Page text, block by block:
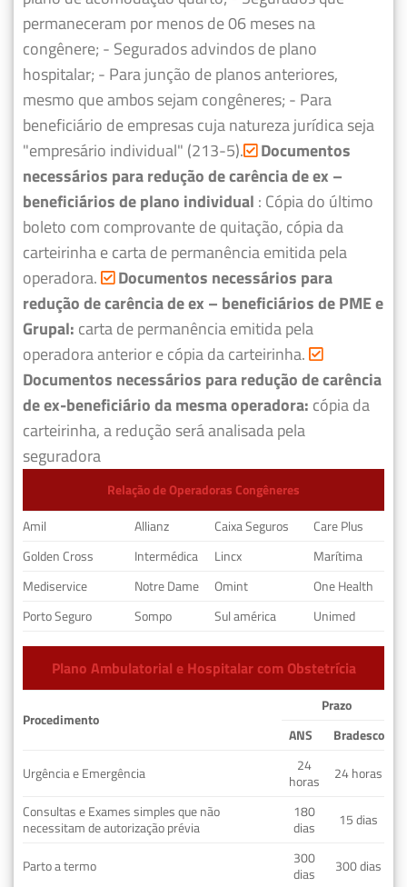
permaneceram por menos de 06 meses na
congênere; - Segurados advindos de plano
hospitalar; - Para junção de planos anteriores,
mesmo que ambos sejam congêneres; - Para
beneficiário de empresas cuja natureza jurídica seja
"empresário individual" (213-5). Documentos
necessários para redução de carência de ex –
beneficiários de plano individual : Cópia do último
boleto com comprovante de quitação, cópia da
carteirinha e carta de permanência emitida pela
operadora.
Documentos necessários para
redução de carência de ex – beneficiários de PME e
Grupal: carta de permanência emitida pela
operadora anterior e cópia da carteirinha.
Documentos necessários para redução de carência
de ex-beneficiário da mesma operadora: cópia da
carteirinha, a redução será analisada pela
seguradora
Relação de Operadoras Congêneres
Amil
Allianz Caixa Seguros
Care Plus
Golden Cross
Intermédica Lincx
Marítima
Mediservice
Notre Dame Omint
One Health
Porto Seguro
Sompo Sul américa Unimed
Plano Ambulatorial e Hospitalar com Obstetrícia
Procedimento
Prazo
ANS
Bradesco
Urgência e Emergência
24
horas
24 horas
Consultas e Exames simples que não
necessitam de autorização prévia
180
dias
15 dias
Parto a termo
300
dias
300 dias